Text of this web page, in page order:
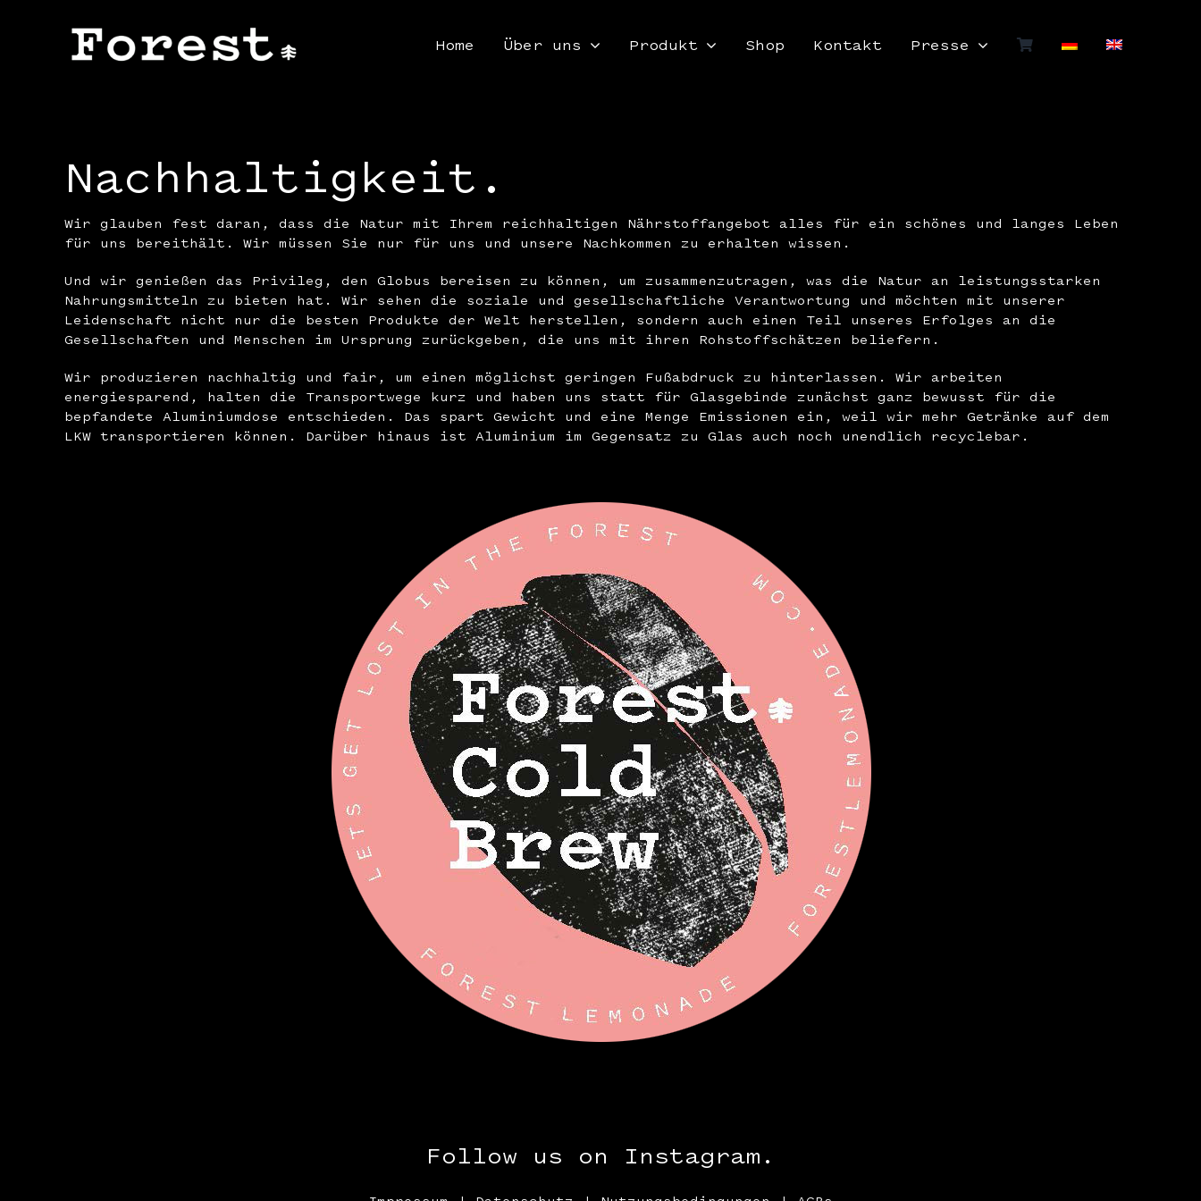
Home Über uns Produkt Shop Kontakt Presse
Nachhaltigkeit.
Wir glauben fest daran, dass die Natur mit Ihrem reichhaltigen Nährstoffangebot alles für ein schönes und langes Leben
für uns bereithält. Wir müssen Sie nur für uns und unsere Nachkommen zu erhalten wissen.
Und wir genießen das Privileg, den Globus bereisen zu können, um zusammenzutragen, was die Natur an leistungsstarken
Nahrungsmitteln zu bieten hat. Wir sehen die soziale und gesellschaftliche Verantwortung und möchten mit unserer
Leidenschaft nicht nur die besten Produkte der Welt herstellen, sondern auch einen Teil unseres Erfolges an die
Gesellschaften und Menschen im Ursprung zurückgeben, die uns mit ihren Rohstoffschätzen beliefern.
Wir produzieren nachhaltig und fair, um einen möglichst geringen Fußabdruck zu hinterlassen. Wir arbeiten
energiesparend, halten die Transportwege kurz und haben uns statt für Glasgebinde zunächst ganz bewusst für die
bepfandete Aluminiumdose entschieden. Das spart Gewicht und eine Menge Emissionen ein, weil wir mehr Getränke auf dem
LKW transportieren können. Darüber hinaus ist Aluminium im Gegensatz zu Glas auch noch unendlich recyclebar.
Follow us on Instagram.